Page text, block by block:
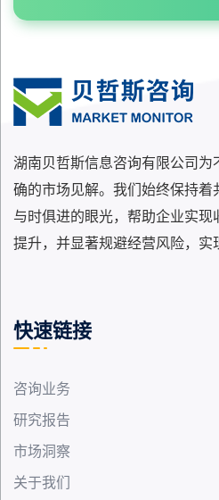
湖南贝哲斯信息咨询有限公司
确的市场见解。我们始终保持
与时俱进的眼光，帮助企业实
提升，并显著规避经营风险，实
快速链接
咨询业务
研究报告
市场洞察
关于我们